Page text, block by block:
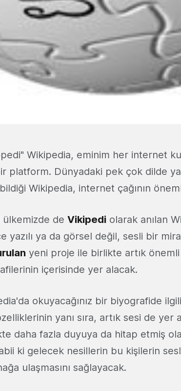
Wikipedia, eminim her internet
platform. Dünyadaki pek çok dilde
Wikipedia, internet çağının
ülkemizde de Vikipedi olarak anılan
yazılı ya da görsel değil, sesli bir
yeni proje ile birlikte artık
içerisinde yer alacak.
okuyacağınız bir biyografide
yanı sıra, artık sesi de yer
daha fazla duyuya da hitap etmiş
ki gelecek nesillerin bu kişilerin
ulaşmasını sağlayacak.